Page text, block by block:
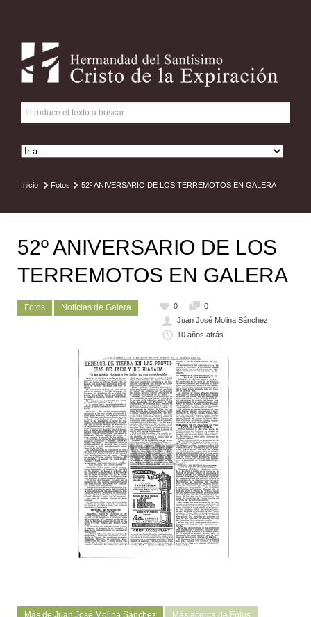
Inicio Fotos 52º ANIVERSARIO DE LOS TERREMOTOS EN GALERA
52º ANIVERSARIO DE LOS
TERREMOTOS EN GALERA
Fotos Noticias de Galera 0
0
Juan José Molina Sánchez
10 años atrás
Más de Juan José Molina Sánchez Más acerca de Fotos